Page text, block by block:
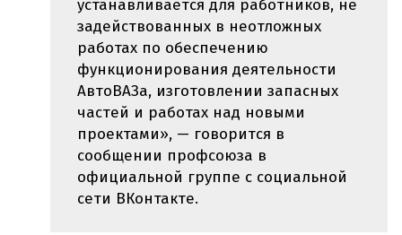
устанавливается для работников, не
задействованных в неотложных
работах по обеспечению
функционирования деятельности
АвтоВАЗа, изготовлении запасных
частей и работах над новыми
проектами», — говорится в
сообщении профсоюза в
официальной группе с социальной
сети ВКонтакте.